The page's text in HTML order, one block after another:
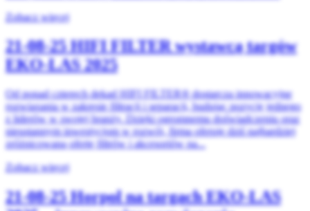
Zobacz więcej
21-08-25HIFI FILTER wystawcą targów
EKO-LAS 2025
Od ponad czterech dekad HIFI FILTER® dostarcza innowacyjne
rozwiązania w zakresie filtracji i separacji, budując pozycję jednego
z liderów w swojej branży. Dzięki ogromnemu doświadczeniu oraz
nieustannym inwestycjom w rozwój, firma oferuje dziś najbardziej
zróżnicowaną ofertę filtrów i akcesoriów na...
Zobacz więcej
21-08-25Horpol na targach EKO-LAS